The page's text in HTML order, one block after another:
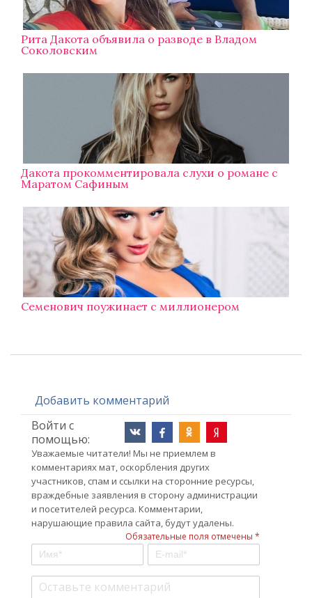
Рита Дакота объявила о разводе в Владом
Соколовским
Дакота прокомментировала слухи о романе с
Маратом Сафиным
Семенович поужинает с миллионером
Добавить комментарий
Войти с
помощью:
Уважаемые читатели! Мы не приемлем в
комментариях мат, оскорбления других
участников, спам и ссылки на сторонние ресурсы,
враждебные заявления в сторону администрации
и посетителей ресурса. Комментарии,
нарушающие правила сайта, будут удалены.
Обязательные поля отмечены *